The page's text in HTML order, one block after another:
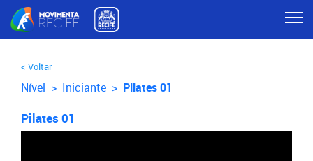
< Voltar
Nível > Iniciante > Pilates 01
Pilates 01